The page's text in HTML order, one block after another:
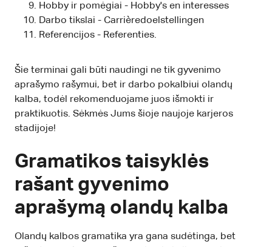
Hobby ir pomėgiai - Hobby's en interesses
Darbo tikslai - Carrièredoelstellingen
Referencijos - Referenties.
Šie terminai gali būti naudingi ne tik gyvenimo
aprašymo rašymui, bet ir darbo pokalbiui olandų
kalba, todėl rekomenduojame juos išmokti ir
praktikuotis. Sėkmės Jums šioje naujoje karjeros
stadijoje!
Gramatikos taisyklės
rašant gyvenimo
aprašymą olandų kalba
Olandų kalbos gramatika yra gana sudėtinga, bet